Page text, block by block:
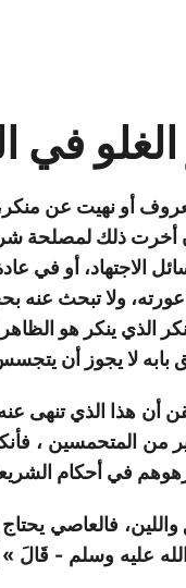
الغلو في
أو نهيت عن منكر،
أخرت ذلك لمصلحة
الاجتهاد، أو في
عورته، ولا تبحث
الذي ينكر هو
بابه لا يجوز أن
أن هذا الذي تنهى
من المتحمسين ،
في أحكام
فالعاصي يحتاج
الله عليه وسلم - قَالَ »